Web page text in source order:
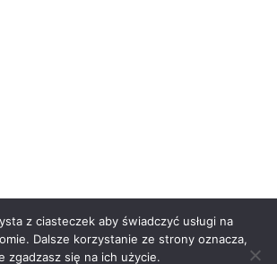
z ciasteczek aby świadczyć usługi na
Dalsze korzystanie ze strony oznacza,
zgadzasz się na ich użycie.